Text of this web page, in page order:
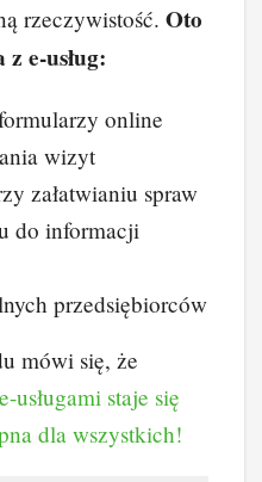
rzeczywistość. Oto
e-usług:
online
wizyt
załatwianiu spraw
do informacji
przedsiębiorców
mówi się, że
usługami staje się
dla wszystkich!